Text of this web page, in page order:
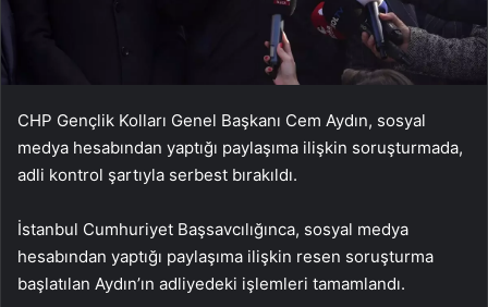
CHP Gençlik Kolları Genel Başkanı Cem Aydın, sosyal
medya hesabından yaptığı paylaşıma ilişkin soruşturmada,
adli kontrol şartıyla serbest bırakıldı.
İstanbul Cumhuriyet Başsavcılığınca, sosyal medya
hesabından yaptığı paylaşıma ilişkin resen soruşturma
başlatılan Aydın’ın adliyedeki işlemleri tamamlandı.